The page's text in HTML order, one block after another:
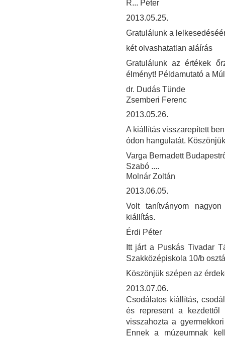
R... Péter
2013.05.25.
Gratulálunk a
két olvashatatlan aláírás
Gratulálunk az értékek
élményt! Példamutató a
dr. Dudás Tünde
Zsemberi Ferenc
2013.05.26.
A kiállítás visszarepített
ódon hangulatát.
Varga Bernadett
Szabó ....
Molnár Zoltán
2013.06.05.
Volt tanítványom
kiállítás.
Érdi Péter
Itt járt a Puskás Tivadar
Szakközépiskola 10/b
Köszönjük szépen az
2013.07.06.
Csodálatos kiállítás,
és represent a
visszahozta a
Ennek a múzeumnak